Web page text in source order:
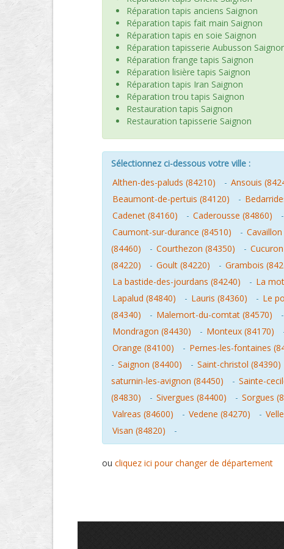
Réparation tapis anciens Saignon
Réparation tapis fait main Saignon
Réparation tapis en soie Saignon
Réparation tapisserie Aubusson
Réparation frange tapis Saignon
Réparation lisière tapis Saignon
Réparation tapis Iran Saignon
Réparation trou tapis Saignon
Restauration tapis Saignon
Restauration tapisserie Saignon
Sélectionnez ci-dessous votre ville :
Althen-des-paluds (84210)
- Ansouis
Beaumont-de-pertuis (84120)
-
Cadenet (84160)
- Caderousse (84860) -
Caumont-sur-durance (84510)
-
(84460)
- Courthezon (84350) -
(84220)
- Goult (84220) - Grambois
La bastide-des-jourdans (84240)
- La
Lapalud (84840)
- Lauris (84360) - Le
(84340)
- Malemort-du-comtat (84570) -
Mondragon (84430)
- Monteux (84170)
Orange (84100)
- Pernes-les-fontaines
- Saignon (84400) - Saint-christol (84390)
saturnin-les-avignon (84450)
- Sainte-
(84830)
- Sivergues (84400) - Sorgues
Valreas (84600)
- Vedene (84270) -
Visan (84820)
-
ou cliquez ici pour changer de département